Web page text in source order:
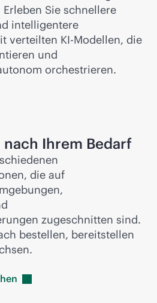
Sie schnellere
intelligentere
verteilten KI-Modellen, die
und
orchestrieren.
Ihrem Bedarf
die auf
zugeschnitten sind.
bestellen, bereitstellen